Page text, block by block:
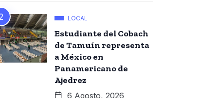
LOCAL
Estudiante del Cobach
de Tamuín representa
a México en
Panamericano de
Ajedrez
6 Agosto, 2026